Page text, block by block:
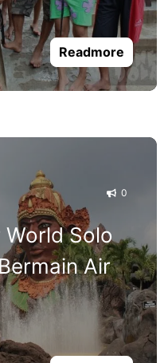
Readmore
0
World Solo
Air